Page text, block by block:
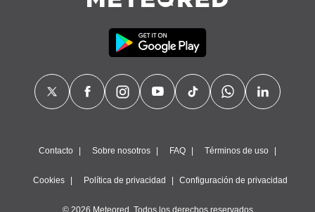
Contacto Sobre nosotros FAQ Términos de uso
Cookies Política de privacidad Configuración de privacidad
© 2026 Meteored. Todos los derechos reservados